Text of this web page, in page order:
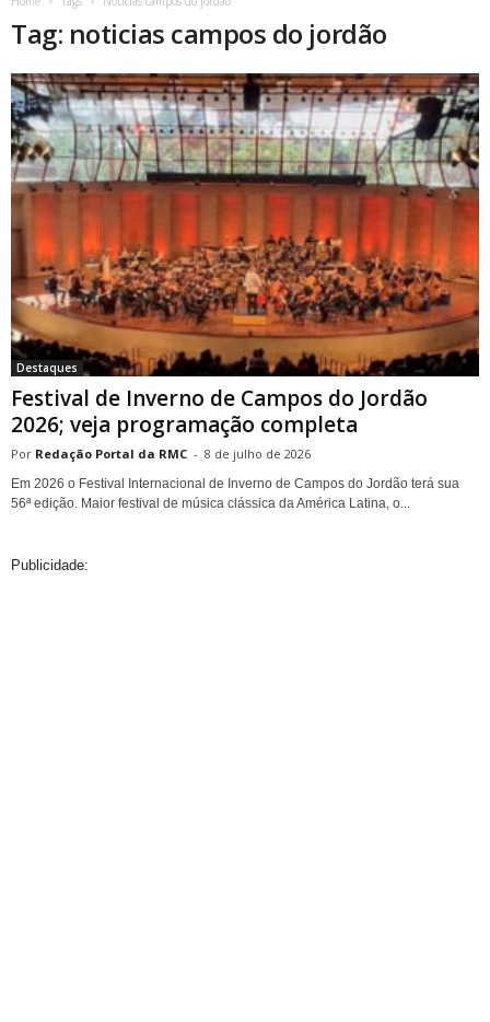
Tag: noticias campos do jordão
Destaques
Festival de Inverno de Campos do Jordão
2026; veja programação completa
Redação Portal da RMC - 8 de julho de 2026
Em 2026 o Festival Internacional de Inverno de Campos do Jordão terá sua
56ª edição. Maior festival de música clássica da América Latina, o...
Publicidade: